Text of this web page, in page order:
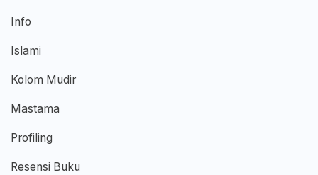
Info
Islami
Kolom Mudir
Mastama
Profiling
Resensi Buku